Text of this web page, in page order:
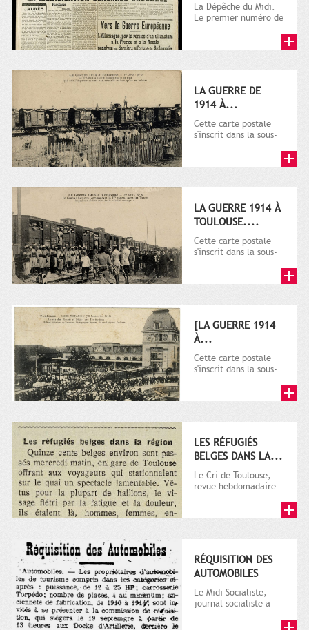
La Dépêche du Midi.
Le premier numéro de
octobre...
LA GUERRE DE
1914 À...
Cette carte postale
s'inscrit dans la sous-
plusieurs milliers de...
LA GUERRE 1914 À
TOULOUSE....
Cette carte postale
s'inscrit dans la sous-
plusieurs milliers de...
[LA GUERRE 1914
À...
Cette carte postale
s'inscrit dans la sous-
plusieurs milliers de...
LES RÉFUGIÉS
BELGES DANS LA...
Le Cri de Toulouse,
revue hebdomadaire
puis...
RÉQUISITION DES
AUTOMOBILES
Le Midi Socialiste,
journal socialiste a